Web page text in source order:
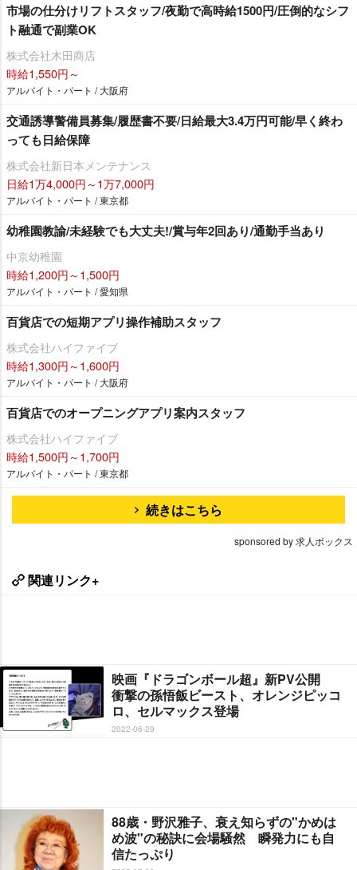
市場の仕分けリフトスタッフ/夜勤で高時給1500円/圧倒的なシフ
ト融通で副業OK
株式会社木田商店
時給1,550円～
アルバイト・パート / 大阪府
交通誘導警備員募集/履歴書不要/日給最大3.4万円可能/早く終わ
っても日給保障
株式会社新日本メンテナンス
日給1万4,000円～1万7,000円
アルバイト・パート / 東京都
幼稚園教諭/未経験でも大丈夫!/賞与年2回あり/通勤手当あり
中京幼稚園
時給1,200円～1,500円
アルバイト・パート / 愛知県
百貨店での短期アプリ操作補助スタッフ
株式会社ハイファイブ
時給1,300円～1,600円
アルバイト・パート / 大阪府
百貨店でのオープニングアプリ案内スタッフ
株式会社ハイファイブ
時給1,500円～1,700円
アルバイト・パート / 東京都
続きはこちら
sponsored by 求人ボックス
関連リンク+
映画『ドラゴンボール超』新PV公開
衝撃の孫悟飯ビースト、オレンジピッコ
ロ、セルマックス登場
2022-06-29
88歳・野沢雅子、衰え知らずの"かめは
め波"の秘訣に会場騒然 瞬発力にも自
信たっぷり